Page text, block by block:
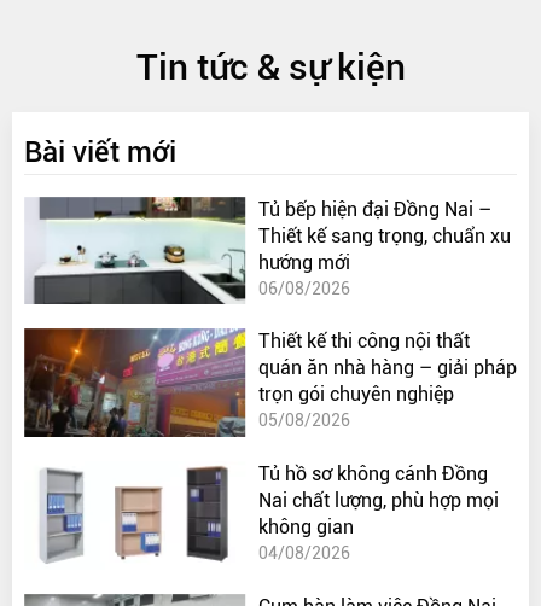
Tin tức & sự kiện
Bài viết mới
Tủ bếp hiện đại Đồng Nai –
Thiết kế sang trọng, chuẩn xu
hướng mới
06/08/2026
Thiết kế thi công nội thất
quán ăn nhà hàng – giải pháp
trọn gói chuyên nghiệp
05/08/2026
Tủ hồ sơ không cánh Đồng
Nai chất lượng, phù hợp mọi
không gian
04/08/2026